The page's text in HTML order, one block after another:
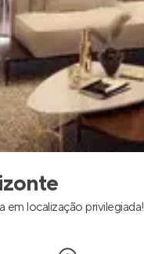
em localização privilegiada!